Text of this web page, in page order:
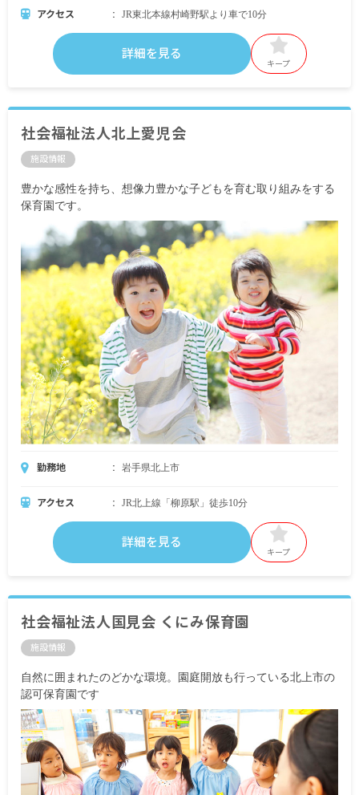
アクセス JR東北本線村崎野駅より車で10分
詳細を見る
キープ
社会福祉法人北上愛児会
施設情報
豊かな感性を持ち、想像力豊かな子どもを育む取り組みをする
保育園です。
勤務地 岩手県北上市
アクセス JR北上線「柳原駅」徒歩10分
詳細を見る
キープ
社会福祉法人国見会 くにみ保育園
施設情報
自然に囲まれたのどかな環境。園庭開放も行っている北上市の
認可保育園です